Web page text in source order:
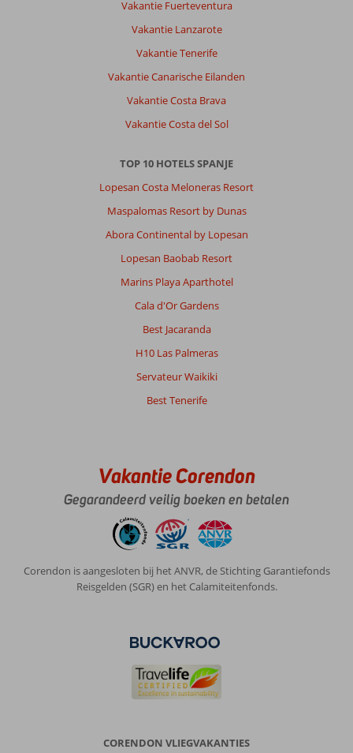
Vakantie Fuerteventura
Vakantie Lanzarote
Vakantie Tenerife
Vakantie Canarische Eilanden
Vakantie Costa Brava
Vakantie Costa del Sol
TOP 10 HOTELS SPANJE
Lopesan Costa Meloneras Resort
Maspalomas Resort by Dunas
Abora Continental by Lopesan
Lopesan Baobab Resort
Marins Playa Aparthotel
Cala d'Or Gardens
Best Jacaranda
H10 Las Palmeras
Servateur Waikiki
Best Tenerife
Vakantie Corendon
Gegarandeerd veilig boeken en betalen
Corendon is aangesloten bij het ANVR, de Stichting Garantiefonds
Reisgelden (SGR) en het Calamiteitenfonds.
CORENDON VLIEGVAKANTIES